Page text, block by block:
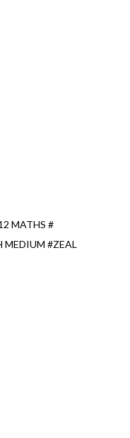
MATHS #
MEDIUM #ZEAL